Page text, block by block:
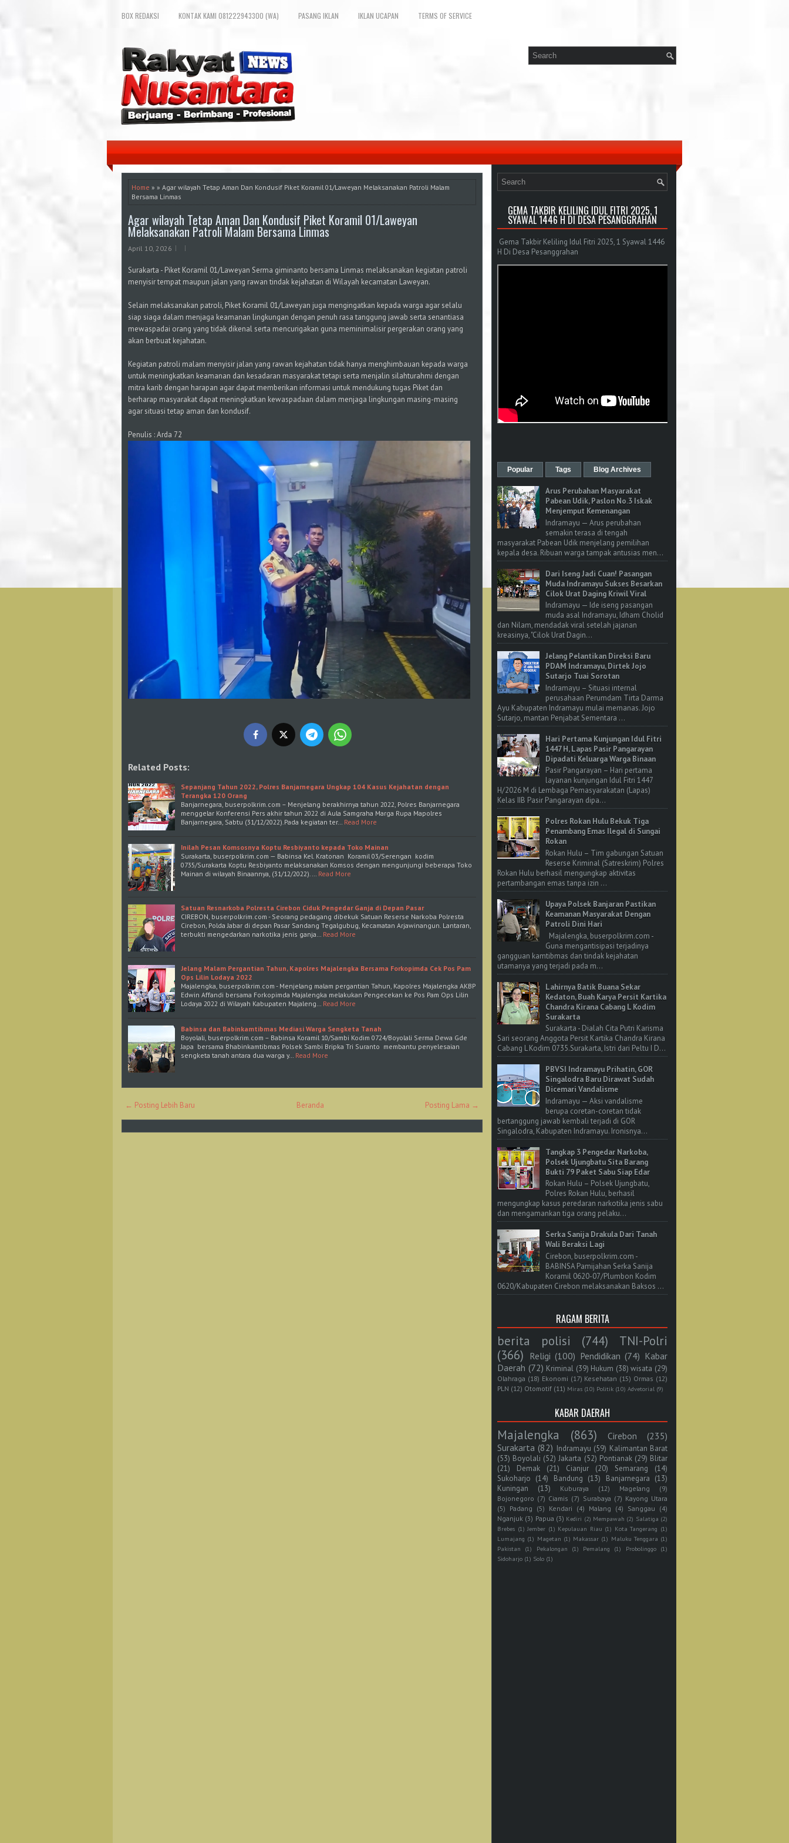
BOX REDAKSI KONTAK KAMI 081222943300 (WA) PASANG IKLAN IKLAN UCAPAN TERMS OF SERVICE
Home » » Agar wilayah Tetap Aman Dan Kondusif Piket Koramil 01/Laweyan Melaksanakan Patroli Malam
Bersama Linmas
Agar wilayah Tetap Aman Dan Kondusif Piket Koramil 01/Laweyan
Melaksanakan Patroli Malam Bersama Linmas
April 10, 2026
Surakarta - Piket Koramil 01/Laweyan Serma giminanto bersama Linmas melaksanakan kegiatan patroli
menyisir tempat maupun jalan yang rawan tindak kejahatan di Wilayah kecamatan Laweyan.
Selain melaksanakan patroli, Piket Koramil 01/Laweyan juga mengingatkan kepada warga agar selalu
siap siaga dalam menjaga keamanan lingkungan dengan penuh rasa tanggung jawab serta senantiasa
mewaspadai orang yang tidak dikenal serta mencurigakan guna meminimalisir pergerakan orang yang
akan berbuat kejahatan.
Kegiatan patroli malam menyisir jalan yang rawan kejahatan tidak hanya menghimbauan kepada warga
untuk meningkatkan keamanan dan kesadaran masyarakat tetapi serta menjalin silahturahmi dengan
mitra karib dengan harapan agar dapat memberikan informasi untuk mendukung tugas Piket dan
berharap masyarakat dapat meningkatkan kewaspadaan dalam menjaga lingkungan masing-masing
agar situasi tetap aman dan kondusif.
Penulis : Arda 72
Related Posts:
Sepanjang Tahun 2022, Polres Banjarnegara Ungkap 104 Kasus Kejahatan dengan
Terangka 120 Orang
Banjarnegara, buserpolkrim.com – Menjelang berakhirnya tahun 2022, Polres Banjarnegara
menggelar Konferensi Pers akhir tahun 2022 di Aula Samgraha Marga Rupa Mapolres
Banjarnegara, Sabtu (31/12/2022).Pada kegiatan ter…
Read More
Inilah Pesan Komsosnya Koptu Resbiyanto kepada Toko Mainan
Surakarta, buserpolkrim.com — Babinsa Kel. Kratonan Koramil 03/Serengan kodim
0735/Surakarta Koptu Resbiyanto melaksanakan Komsos dengan mengunjungi beberapa Toko
Mainan di wilayah Binaannya, (31/12/2022).…
Read More
Satuan Resnarkoba Polresta Cirebon Ciduk Pengedar Ganja di Depan Pasar
CIREBON, buserpolkrim.com - Seorang pedagang dibekuk Satuan Reserse Narkoba Polresta
Cirebon, Polda Jabar di depan Pasar Sandang Tegalgubug, Kecamatan Arjawinangun. Lantaran,
terbukti mengedarkan narkotika jenis ganja…
Read More
Jelang Malam Pergantian Tahun, Kapolres Majalengka Bersama Forkopimda Cek Pos Pam
Ops Lilin Lodaya 2022
Majalengka, buserpolkrim.com - Menjelang malam pergantian Tahun, Kapolres Majalengka AKBP
Edwin Affandi bersama Forkopimda Majalengka melakukan Pengecekan ke Pos Pam Ops Lilin
Lodaya 2022 di Wilayah Kabupaten Majaleng…
Read More
Babinsa dan Babinkamtibmas Mediasi Warga Sengketa Tanah
Boyolali, buserpolkrim.com – Babinsa Koramil 10/Sambi Kodim 0724/Boyolali Serma Dewa Gde
Japa bersama Bhabinkamtibmas Polsek Sambi Bripka Tri Suranto membantu penyelesaian
sengketa tanah antara dua warga y…
Read More
← Posting Lebih Baru Posting Lama →
Beranda
GEMA TAKBIR KELILING IDUL FITRI 2025, 1
SYAWAL 1446 H DI DESA PESANGGRAHAN
Gema Takbir Keliling Idul Fitri 2025, 1 Syawal 1446
H Di Desa Pesanggrahan
Popular Tags Blog Archives
Arus Perubahan Masyarakat
Pabean Udik, Paslon No.3 Iskak
Menjemput Kemenangan
Indramayu — Arus perubahan
semakin terasa di tengah
masyarakat Pabean Udik menjelang pemilihan
kepala desa. Ribuan warga tampak antusias men...
Dari Iseng Jadi Cuan! Pasangan
Muda Indramayu Sukses Besarkan
Cilok Urat Daging Kriwil Viral
Indramayu — Ide iseng pasangan
muda asal Indramayu, Idham Cholid
dan Nilam, mendadak viral setelah jajanan
kreasinya, "Cilok Urat Dagin...
Jelang Pelantikan Direksi Baru
PDAM Indramayu, Dirtek Jojo
Sutarjo Tuai Sorotan
Indramayu – Situasi internal
perusahaan Perumdam Tirta Darma
Ayu Kabupaten Indramayu mulai memanas. Jojo
Sutarjo, mantan Penjabat Sementara ...
Hari Pertama Kunjungan Idul Fitri
1447 H, Lapas Pasir Pangarayan
Dipadati Keluarga Warga Binaan
Pasir Pangarayan – Hari pertama
layanan kunjungan Idul Fitri 1447
H/2026 M di Lembaga Pemasyarakatan (Lapas)
Kelas IIB Pasir Pangarayan dipa...
Polres Rokan Hulu Bekuk Tiga
Penambang Emas Ilegal di Sungai
Rokan
Rokan Hulu – Tim gabungan Satuan
Reserse Kriminal (Satreskrim) Polres
Rokan Hulu berhasil mengungkap aktivitas
pertambangan emas tanpa izin ...
Upaya Polsek Banjaran Pastikan
Keamanan Masyarakat Dengan
Patroli Dini Hari
Majalengka, buserpolkrim.com -
Guna mengantisipasi terjadinya
gangguan kamtibmas dan tindak kejahatan
utamanya yang terjadi pada m...
Lahirnya Batik Buana Sekar
Kedaton, Buah Karya Persit Kartika
Chandra Kirana Cabang L Kodim
Surakarta
Surakarta - Dialah Cita Putri Karisma
Sari seorang Anggota Persit Kartika Chandra Kirana
Cabang L Kodim 0735.Surakarta, Istri dari Peltu I D...
PBVSI Indramayu Prihatin, GOR
Singalodra Baru Dirawat Sudah
Dicemari Vandalisme
Indramayu — Aksi vandalisme
berupa coretan-coretan tidak
bertanggung jawab kembali terjadi di GOR
Singalodra, Kabupaten Indramayu. Ironisnya...
Tangkap 3 Pengedar Narkoba,
Polsek Ujungbatu Sita Barang
Bukti 79 Paket Sabu Siap Edar
Rokan Hulu – Polsek Ujungbatu,
Polres Rokan Hulu, berhasil
mengungkap kasus peredaran narkotika jenis sabu
dan mengamankan tiga orang pelaku...
Serka Sanija Drakula Dari Tanah
Wali Beraksi Lagi
Cirebon, buserpolkrim.com -
BABINSA Pamijahan Serka Sanija
Koramil 0620-07/Plumbon Kodim
0620/Kabupaten Cirebon melaksanakan Baksos ...
RAGAM BERITA
berita polisi (744)
TNI-Polri
(366) Religi (100) Pendidikan (74) Kabar
Daerah (72) Kriminal (39) Hukum (38) wisata (29)
Olahraga (18) Ekonomi (17) Kesehatan (15) Ormas (12)
PLN (12) Otomotif (11) Miras (10) Politik (10) Advetorial (9)
KABAR DAERAH
Majalengka (863) Cirebon
(235)
Surakarta (82) Indramayu (59) Kalimantan Barat
(53) Boyolali (52) Jakarta (52) Pontianak (29) Blitar
(21)
Demak (21) Cianjur (20) Semarang
(14)
Sukoharjo (14) Bandung (13) Banjarnegara (13)
Kuningan
(13) Kuburaya (12) Magelang
(9)
Bojonegoro (7) Ciamis (7) Surabaya (7) Kayong Utara
(5) Padang (5) Kendari (4) Malang (4) Sanggau (4)
Nganjuk (3) Papua (3) Kediri (2) Mempawah (2) Salatiga (2)
Brebes (1) Jember (1) Kepulauan Riau (1) Kota Tangerang (1)
Lumajang (1) Magetan (1) Makassar (1) Maluku Tenggara (1)
Pakistan
(1) Pekalongan (1) Pemalang (1) Probolinggo (1)
Sidoharjo (1) Solo (1)